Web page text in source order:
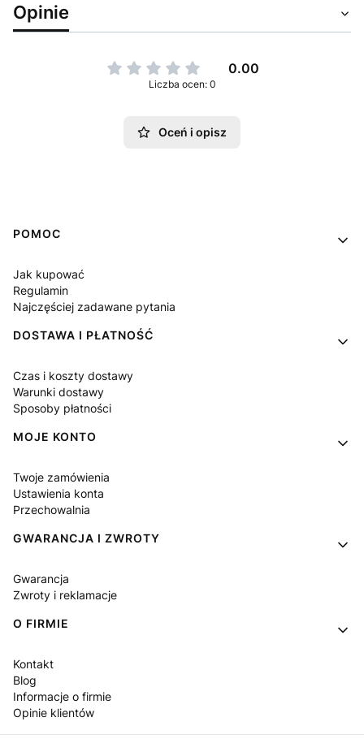
Opinie
0.00
Liczba ocen: 0
Oceń i opisz
Linki w stopce
POMOC
Jak kupować
Regulamin
Najczęściej zadawane pytania
DOSTAWA I PŁATNOŚĆ
Czas i koszty dostawy
Warunki dostawy
Sposoby płatności
MOJE KONTO
Twoje zamówienia
Ustawienia konta
Przechowalnia
GWARANCJA I ZWROTY
Gwarancja
Zwroty i reklamacje
O FIRMIE
Kontakt
Blog
Informacje o firmie
Opinie klientów